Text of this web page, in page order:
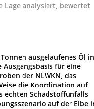
Lage analysiert, bewertet
ausgelaufenes Öl in
Ausgangsbasis für eine
der NLWKN, das
die Koordination auf
echten Schadstoffunfalls
auf der Elbe